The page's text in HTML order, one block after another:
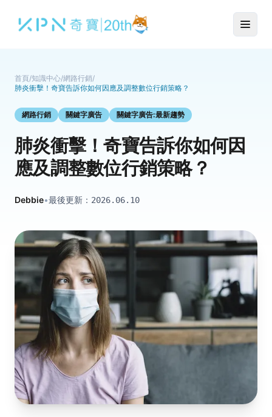
首頁/知識中心/網路行銷/
肺炎衝擊！奇寶告訴你如何因應及調整數位行銷策略？
網路行銷 關鍵字廣告 關鍵字廣告:最新趨勢
肺炎衝擊！奇寶告訴你如何因
應及調整數位行銷策略？
Debbie•最後更新： 2026.06.10